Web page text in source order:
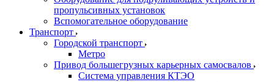
пропульсивных установок
Вспомогательное оборудование
Транспорт
Городской транспорт
Метро
Привод большегрузных карьерных самосвалов
Система управления КТЭО